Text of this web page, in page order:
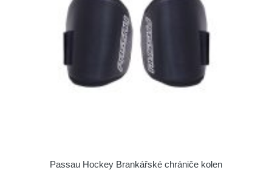
Passau Hockey Brankářské chrániče kolen